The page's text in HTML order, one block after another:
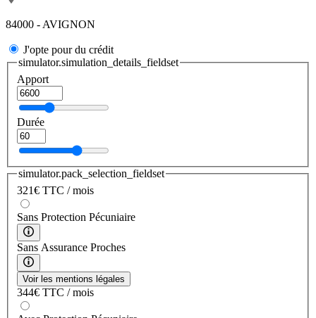
84000 - AVIGNON
J'opte pour du crédit
simulator.simulation_details_fieldset
Apport
Durée
simulator.pack_selection_fieldset
321€ TTC / mois
Sans Protection Pécuniaire
Sans Assurance Proches
Voir les mentions légales
344€ TTC / mois